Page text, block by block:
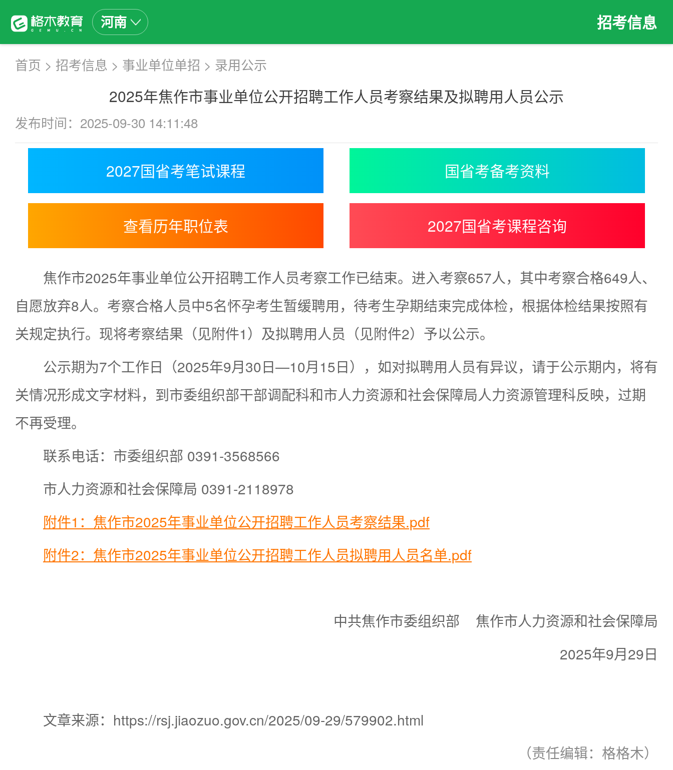
河南 招考信息
首页 > 招考信息 > 事业单位单招 > 录用公示
2025年焦作市事业单位公开招聘工作人员考察结果及拟聘用人员公示
发布时间：2025-09-30 14:11:48
2027国省考笔试课程 国省考备考资料
查看历年职位表 2027国省考课程咨询
焦作市2025年事业单位公开招聘工作人员考察工作已结束。进入考察657人，其中考察合格649人、
自愿放弃8人。考察合格人员中5名怀孕考生暂缓聘用，待考生孕期结束完成体检，根据体检结果按照有
关规定执行。现将考察结果（见附件1）及拟聘用人员（见附件2）予以公示。
公示期为7个工作日（2025年9月30日—10月15日），如对拟聘用人员有异议，请于公示期内，将有
关情况形成文字材料，到市委组织部干部调配科和市人力资源和社会保障局人力资源管理科反映，过期
不再受理。
联系电话：市委组织部 0391-3568566
市人力资源和社会保障局 0391-2118978
附件1：焦作市2025年事业单位公开招聘工作人员考察结果.pdf
附件2：焦作市2025年事业单位公开招聘工作人员拟聘用人员名单.pdf
中共焦作市委组织部 焦作市人力资源和社会保障局
2025年9月29日
文章来源：https://rsj.jiaozuo.gov.cn/2025/09-29/579902.html
（责任编辑：格格木）